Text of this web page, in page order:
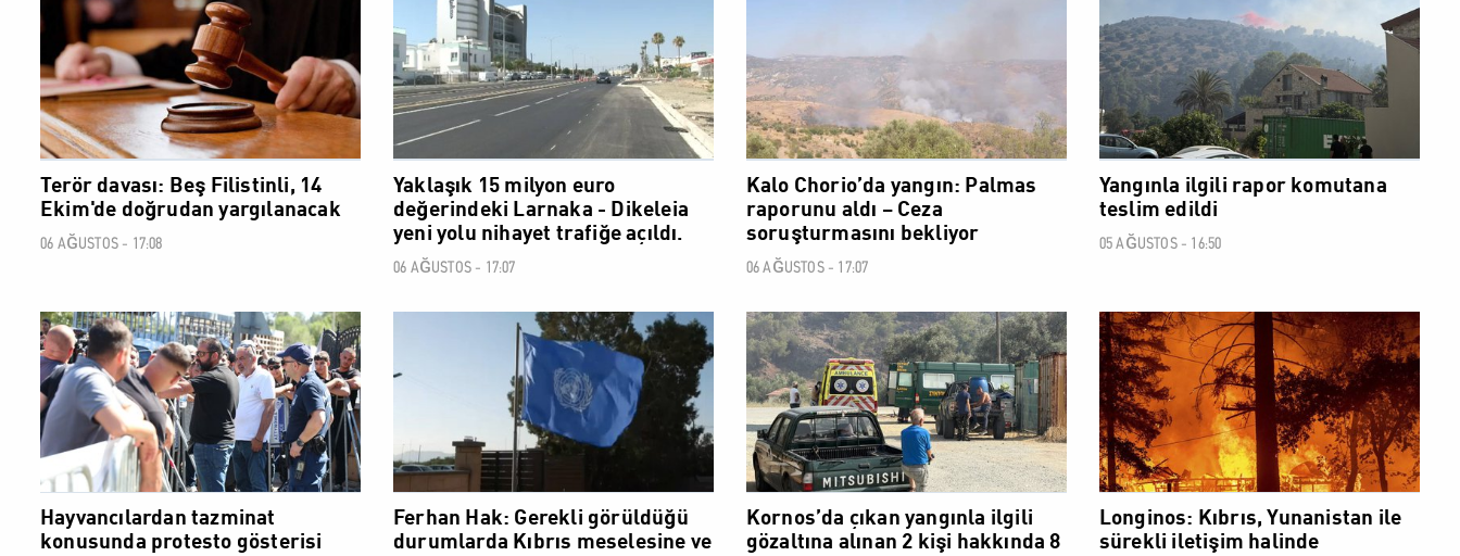
Terör davası: Beş Filistinli, 14
Ekim'de doğrudan yargılanacak
06 AĞUSTOS - 17:08
Yaklaşık 15 milyon euro
değerindeki Larnaka - Dikeleia
yeni yolu nihayet trafiğe açıldı.
06 AĞUSTOS - 17:07
Kalo Chorio’da yangın: Palmas
raporunu aldı – Ceza
soruşturmasını bekliyor
06 AĞUSTOS - 17:07
Yangınla ilgili rapor komutana
teslim edildi
05 AĞUSTOS - 16:50
SOSYAL
Hayvancılardan tazminat
konusunda protesto gösterisi
SOSYAL
Ferhan Hak: Gerekli görüldüğü
durumlarda Kıbrıs meselesine ve
SOSYAL
Kornos’da çıkan yangınla ilgili
gözaltına alınan 2 kişi hakkında 8
SOSYAL
Longinos: Kıbrıs, Yunanistan ile
sürekli iletişim halinde